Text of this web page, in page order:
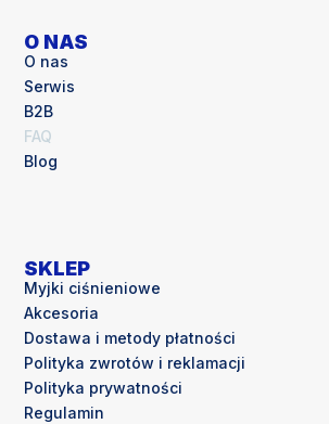
O NAS
O nas
Serwis
B2B
FAQ
Blog
SKLEP
Myjki ciśnieniowe
Akcesoria
Dostawa i metody płatności
Polityka zwrotów i reklamacji
Polityka prywatności
Regulamin